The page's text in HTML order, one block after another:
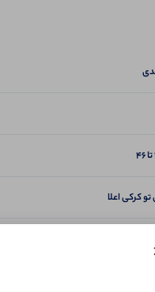
کرکی اعلا